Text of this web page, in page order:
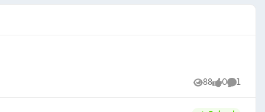
88
Views 0
likes 1
Comment